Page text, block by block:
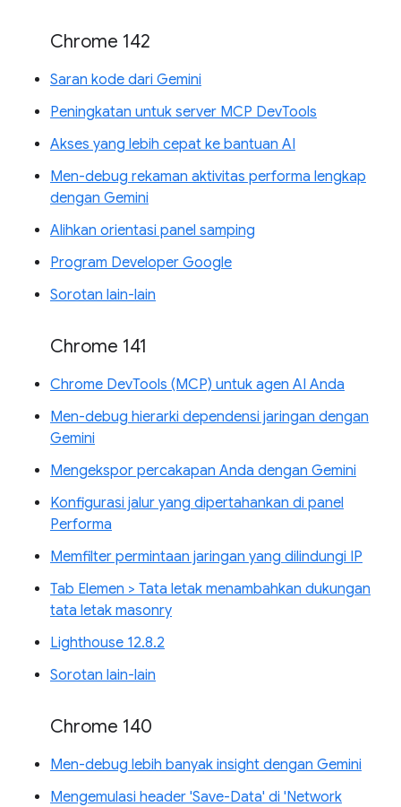
Chrome 142
Saran kode dari Gemini
Peningkatan untuk server MCP DevTools
Akses yang lebih cepat ke bantuan AI
Men-debug rekaman aktivitas performa lengkap
dengan Gemini
Alihkan orientasi panel samping
Program Developer Google
Sorotan lain-lain
Chrome 141
Chrome DevTools (MCP) untuk agen AI Anda
Men-debug hierarki dependensi jaringan dengan
Gemini
Mengekspor percakapan Anda dengan Gemini
Konfigurasi jalur yang dipertahankan di panel
Performa
Memfilter permintaan jaringan yang dilindungi IP
Tab Elemen > Tata letak menambahkan dukungan
tata letak masonry
Lighthouse 12.8.2
Sorotan lain-lain
Chrome 140
Men-debug lebih banyak insight dengan Gemini
Mengemulasi header 'Save-Data' di 'Network